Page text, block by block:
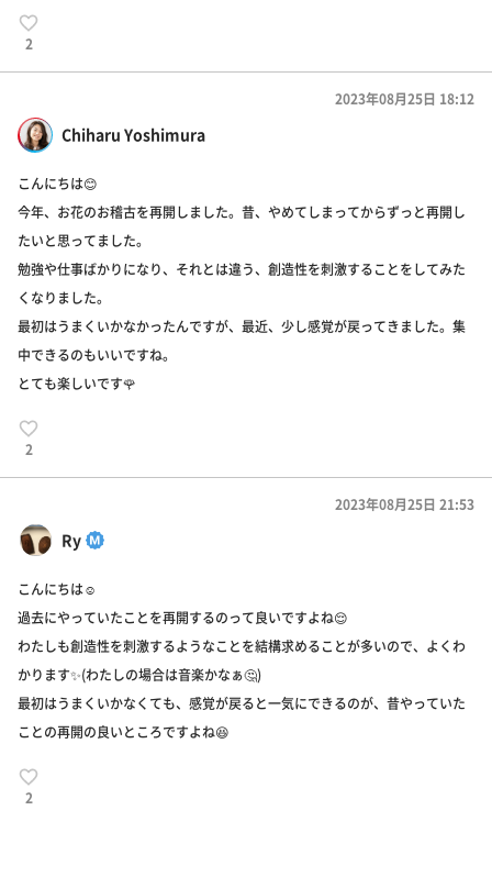
2
Chiharu Yoshimura
2023年08月25日 18:12
こんにちは😊
今年、お花のお稽古を再開しました。昔、やめてしまってからずっと再開し
たいと思ってました。
勉強や仕事ばかりになり、それとは違う、創造性を刺激することをしてみた
くなりました。
最初はうまくいかなかったんですが、最近、少し感覚が戻ってきました。集
中できるのもいいですね。
とても楽しいです🌹
2
Ry
2023年08月25日 21:53
こんにちは☺️
過去にやっていたことを再開するのって良いですよね😌
わたしも創造性を刺激するようなことを結構求めることが多いので、よくわ
かります✨(わたしの場合は音楽かなぁ🤔)
最初はうまくいかなくても、感覚が戻ると一気にできるのが、昔やっていた
ことの再開の良いところですよね😆
2